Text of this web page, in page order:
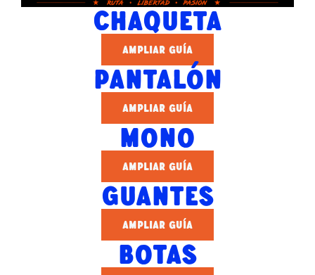
CHAQUETA
AMPLIAR GUÍA
PANTALÓN
AMPLIAR GUÍA
MONO
AMPLIAR GUÍA
GUANTES
AMPLIAR GUÍA
BOTAS